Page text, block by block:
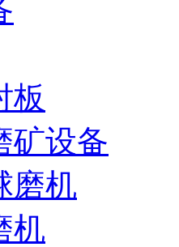
板
矿设备
磨机
机